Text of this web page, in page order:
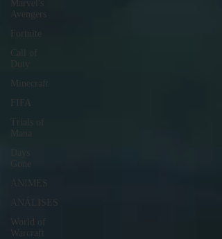
Marvel's
Avengers
Fortnite
Call of
Duty
Minecraft
FIFA
Trials of
Mana
Gone
ANIMES
ANÁLISES
World of
Warcraft